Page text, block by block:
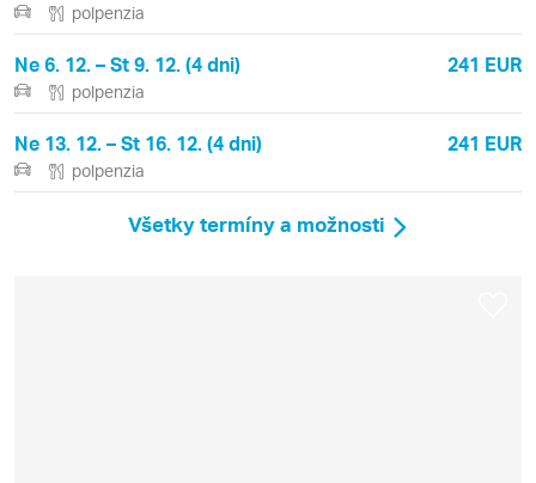
polpenzia
Ne 6. 12. – St 9. 12. (4 dni) 241 EUR
polpenzia
Ne 13. 12. – St 16. 12. (4 dni) 241 EUR
polpenzia
Všetky termíny a možnosti